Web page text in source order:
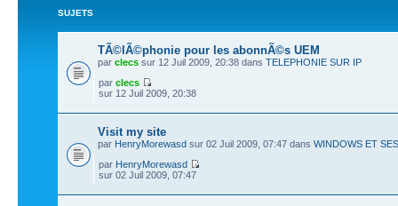
SUJETS
TÃ©lÃ©phonie pour les abonnÃ©s UEM
par clecs sur 12 Juil 2009, 20:38 dans TELEPHONIE SUR IP
par clecs
sur 12 Juil 2009, 20:38
Visit my site
par HenryMorewasd sur 02 Juil 2009, 07:47 dans WINDOWS ET
par HenryMorewasd
sur 02 Juil 2009, 07:47